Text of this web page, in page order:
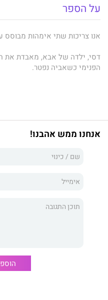
על הספר
אנו צריכות שתי אימהות מבוסס
דסי, ילדה של אבא, מאבדת את
הפנימי כשאביה נפטר.
אך כעבור שלוש שנים החברות
בפני מציאות רגשית מורכבת
ולצד ההיכרות עם דסי, מתוודע
רבי-משמעות המתחוללים בארץ
משפחתה. העלילה דרמטית, אך
אנחנו ממש אהבנו!